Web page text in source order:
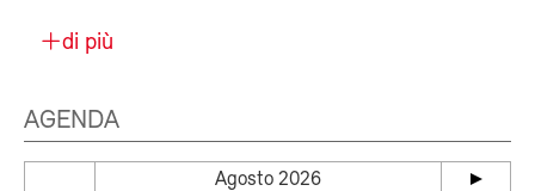
di più
AGENDA
Agosto 2026